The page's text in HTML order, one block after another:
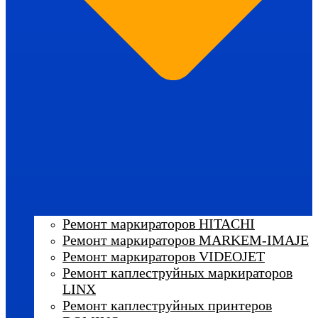
Ремонт маркираторов HITACHI
Ремонт маркираторов MARKEM-IMAJE
Ремонт маркираторов VIDEOJET
Ремонт каплеструйных маркираторов
LINX
Ремонт каплеструйных принтеров